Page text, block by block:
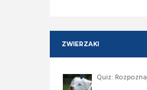
ZWIERZAKI
Quiz: